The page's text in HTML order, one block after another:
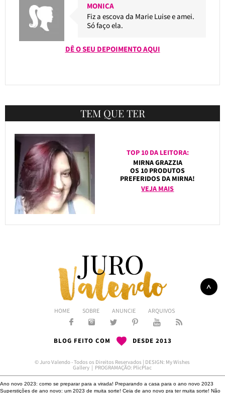
MONICA
Fiz a escova da Marie Luise e amei.
Só faço ela.
DÊ O SEU DEPOIMENTO AQUI
TEM QUE TER
TOP 10 DA LEITORA:
MIRNA GRAZZIA
OS 10 PRODUTOS
PREFERIDOS DA MIRNA!
VEJA MAIS
HOME SOBRE ANUNCIE ARQUIVOS
BLOG FEITO COM DESDE 2013
© Juro Valendo - Todos os Direitos Reservados | DESIGN: My Wishes
Gallery | PROGRAMAÇÃO: PlicPlac
Ano novo 2023: como se preparar para a virada! Preparando a casa para o ano novo 2023
Superstições de ano novo: um 2023 de muita sorte! Ceia de ano novo pra ter muita sorte! Não